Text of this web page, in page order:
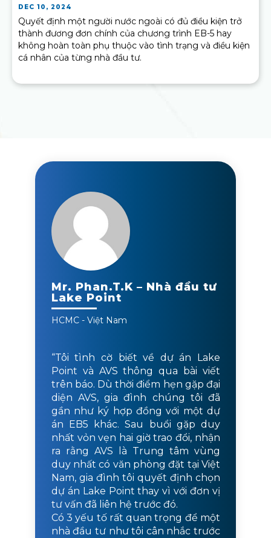
DEC 10, 2024
Quyết định một người nước ngoài có đủ điều kiện trở
thành đương đơn chính của chương trình EB-5 hay
không hoàn toàn phụ thuộc vào tình trạng và điều kiện
cá nhân của từng nhà đầu tư.
Mr. Phan.T.K – Nhà đầu tư
Lake Point
HCMC - Việt Nam
“Tôi tình cờ biết về dự án Lake
Point và AVS thông qua bài viết
trên báo. Dù thời điểm hẹn gặp đại
diện AVS, gia đình chúng tôi đã
gần như ký hợp đồng với một dự
án EB5 khác. Sau buổi gặp duy
nhất vỏn vẹn hai giờ trao đổi, nhận
ra rằng AVS là Trung tâm vùng
duy nhất có văn phòng đặt tại Việt
Nam, gia đình tôi quyết định chọn
dự án Lake Point thay vì với đơn vị
tư vấn đã liên hệ trước đó.
Có 3 yếu tố rất quan trọng để một
nhà đầu tư như tôi cân nhắc trước